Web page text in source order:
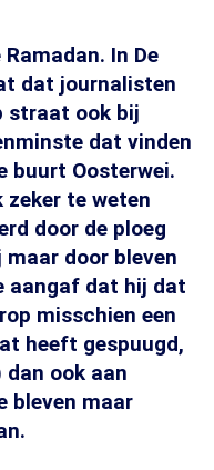
In De
dat journalisten
straat ook bij
dat vinden
buurt Oosterwei.
zeker te weten
door de ploeg
maar door bleven
aangaf dat hij dat
misschien een
heeft gespuugd,
dan ook aan
bleven maar